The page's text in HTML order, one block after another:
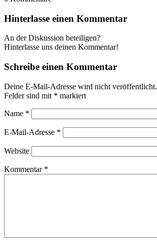
Hinterlasse einen Kommentar
An der Diskussion beteiligen?
Hinterlasse uns deinen Kommentar!
Schreibe einen Kommentar
Deine E-Mail-Adresse wird nicht veröffentlicht.
Felder sind mit * markiert
Name *
E-Mail-Adresse *
Website
Kommentar *